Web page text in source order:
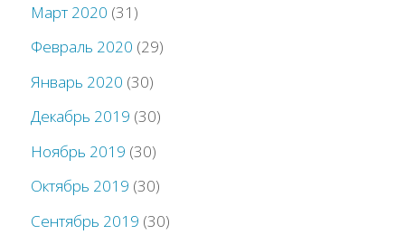
Март 2020 (31)
Февраль 2020 (29)
Январь 2020 (30)
Декабрь 2019 (30)
Ноябрь 2019 (30)
Октябрь 2019 (30)
Сентябрь 2019 (30)